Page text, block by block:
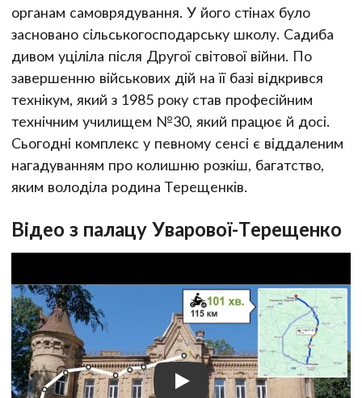
органам самоврядування. У його стінах було
засновано сільськогосподарську школу. Садиба
дивом уціліла після Другої світової війни. По
завершенню військових дій на її базі відкрився
технікум, який з 1985 року став професійним
технічним училищем №30, який працює й досі.
Сьогодні комплекс у певному сенсі є віддаленим
нагадуванням про колишню розкіш, багатство,
яким володіла родина Терещенків.
Відео з палацу Уварової-Терещенко